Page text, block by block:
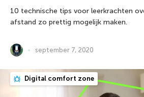
10 technische tips voor leerkrachten
afstand zo prettig mogelijk maken.
september 7, 2020
Digital comfort zone